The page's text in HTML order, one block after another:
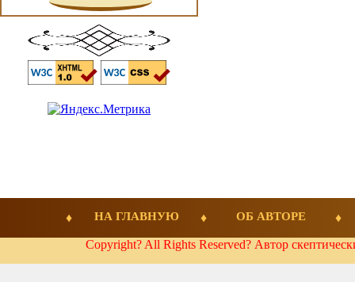
НА ГЛАВНУЮ ОБ АВТОРЕ
Copyright? All Rights Reserved? Автор